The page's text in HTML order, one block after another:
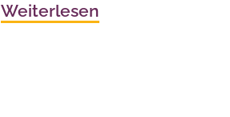
Weiterlesen